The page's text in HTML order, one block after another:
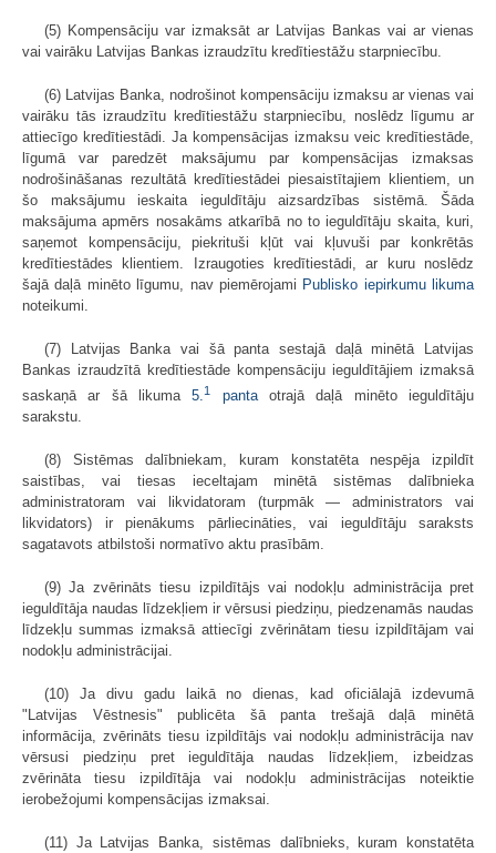
(5) Kompensāciju var izmaksāt ar Latvijas Bankas vai ar vienas
vai vairāku Latvijas Bankas izraudzītu kredītiestāžu starpniecību.
(6) Latvijas Banka, nodrošinot kompensāciju izmaksu ar vienas vai
vairāku tās izraudzītu kredītiestāžu starpniecību, noslēdz līgumu ar
attiecīgo kredītiestādi. Ja kompensācijas izmaksu veic kredītiestāde,
līgumā var paredzēt maksājumu par kompensācijas izmaksas
nodrošināšanas rezultātā kredītiestādei piesaistītajiem klientiem, un
šo maksājumu ieskaita ieguldītāju aizsardzības sistēmā. Šāda
maksājuma apmērs nosakāms atkarībā no to ieguldītāju skaita, kuri,
saņemot kompensāciju, piekrituši kļūt vai kļuvuši par konkrētās
kredītiestādes klientiem. Izraugoties kredītiestādi, ar kuru noslēdz
šajā daļā minēto līgumu, nav piemērojami Publisko iepirkumu likuma
noteikumi.
(7) Latvijas Banka vai šā panta sestajā daļā minētā Latvijas
Bankas izraudzītā kredītiestāde kompensāciju ieguldītājiem izmaksā
saskaņā ar šā likuma5.1 pantaotrajā daļā minēto ieguldītāju
sarakstu.
(8) Sistēmas dalībniekam, kuram konstatēta nespēja izpildīt
saistības, vai tiesas ieceltajam minētā sistēmas dalībnieka
administratoram vai likvidatoram (turpmāk — administrators vai
likvidators) ir pienākums pārliecināties, vai ieguldītāju saraksts
sagatavots atbilstoši normatīvo aktu prasībām.
(9) Ja zvērināts tiesu izpildītājs vai nodokļu administrācija pret
ieguldītāja naudas līdzekļiem ir vērsusi piedziņu, piedzenamās naudas
līdzekļu summas izmaksā attiecīgi zvērinātam tiesu izpildītājam vai
nodokļu administrācijai.
(10) Ja divu gadu laikā no dienas, kad oficiālajā izdevumā
"Latvijas Vēstnesis" publicēta šā panta trešajā daļā minētā
informācija, zvērināts tiesu izpildītājs vai nodokļu administrācija nav
vērsusi piedziņu pret ieguldītāja naudas līdzekļiem, izbeidzas
zvērināta tiesu izpildītāja vai nodokļu administrācijas noteiktie
ierobežojumi kompensācijas izmaksai.
(11) Ja Latvijas Banka, sistēmas dalībnieks, kuram konstatēta